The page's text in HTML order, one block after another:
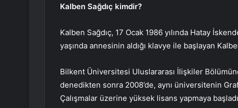
Kalben Sağdıç kimdir?
Kalben Sağdıç, 17 Ocak 1986 yılında Hatay
yaşında annesinin aldığı klavye ile başlayan
Bilkent Üniversitesi Uluslararası İlişkiler
denedikten sonra 2008’de, aynı üniversitenin
Çalışmalar üzerine yüksek lisans yapmaya